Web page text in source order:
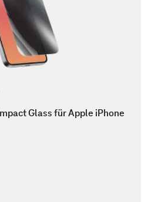
Glass für Apple iPhone